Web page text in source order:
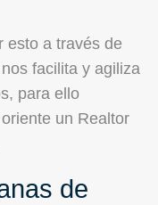
esto a través de
facilita y agiliza
para ello
un Realtor
de